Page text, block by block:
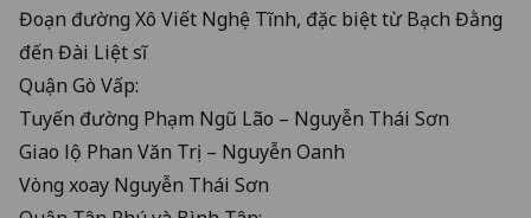
Đoạn đường Xô Viết Nghệ Tĩnh, đặc biệt từ Bạch Đằng
đến Đài Liệt sĩ
Quận Gò Vấp:
Tuyến đường Phạm Ngũ Lão – Nguyễn Thái Sơn
Giao lộ Phan Văn Trị – Nguyễn Oanh
Vòng xoay Nguyễn Thái Sơn